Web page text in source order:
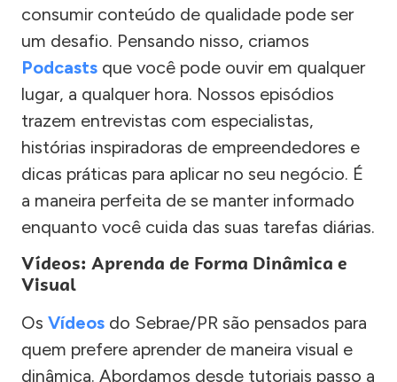
consumir conteúdo de qualidade pode ser
um desafio. Pensando nisso, criamos
Podcasts que você pode ouvir em qualquer
lugar, a qualquer hora. Nossos episódios
trazem entrevistas com especialistas,
histórias inspiradoras de empreendedores e
dicas práticas para aplicar no seu negócio. É
a maneira perfeita de se manter informado
enquanto você cuida das suas tarefas diárias.
Vídeos: Aprenda de Forma Dinâmica e
Visual
Os Vídeos do Sebrae/PR são pensados para
quem prefere aprender de maneira visual e
dinâmica. Abordamos desde tutoriais passo a